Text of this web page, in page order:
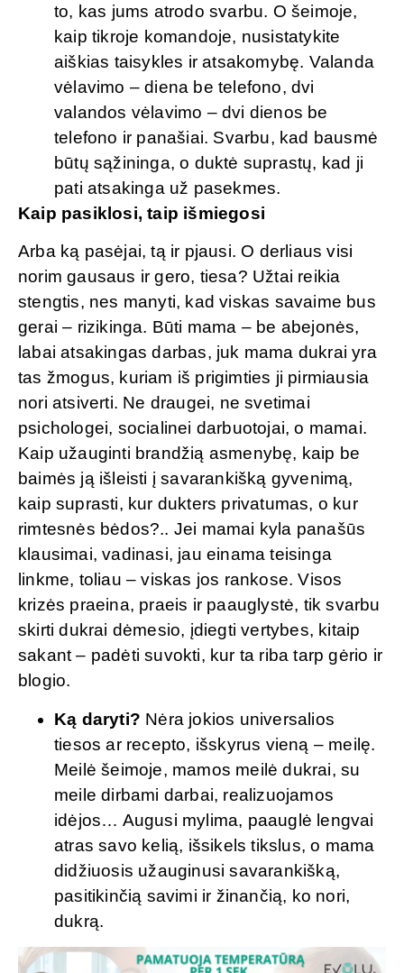
to, kas jums atrodo svarbu. O šeimoje,
kaip tikroje komandoje, nusistatykite
aiškias taisykles ir atsakomybę. Valanda
vėlavimo – diena be telefono, dvi
valandos vėlavimo – dvi dienos be
telefono ir panašiai. Svarbu, kad bausmė
būtų sąžininga, o duktė suprastų, kad ji
pati atsakinga už pasekmes.
Kaip pasiklosi, taip išmiegosi
Arba ką pasėjai, tą ir pjausi. O derliaus visi
norim gausaus ir gero, tiesa? Užtai reikia
stengtis, nes manyti, kad viskas savaime bus
gerai – rizikinga. Būti mama – be abejonės,
labai atsakingas darbas, juk mama dukrai yra
tas žmogus, kuriam iš prigimties ji pirmiausia
nori atsiverti. Ne draugei, ne svetimai
psichologei, socialinei darbuotojai, o mamai.
Kaip užauginti brandžią asmenybę, kaip be
baimės ją išleisti į savarankišką gyvenimą,
kaip suprasti, kur dukters privatumas, o kur
rimtesnės bėdos?.. Jei mamai kyla panašūs
klausimai, vadinasi, jau einama teisinga
linkme, toliau – viskas jos rankose. Visos
krizės praeina, praeis ir paauglystė, tik svarbu
skirti dukrai dėmesio, įdiegti vertybes, kitaip
sakant – padėti suvokti, kur ta riba tarp gėrio ir
blogio.
Ką daryti? Nėra jokios universalios
tiesos ar recepto, išskyrus vieną – meilę.
Meilė šeimoje, mamos meilė dukrai, su
meile dirbami darbai, realizuojamos
idėjos… Augusi mylima, paauglė lengvai
atras savo kelią, išsikels tikslus, o mama
didžiuosis užauginusi savarankišką,
pasitikinčią savimi ir žinančią, ko nori,
dukrą.